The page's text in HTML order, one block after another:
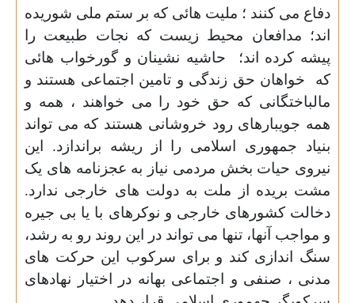
دفاع می کنند ؛ ملیت هائی که بر ستم ملی شوریده
اند؛ مدافعان محیط زیست که نجات طبیعت را
پیشه کرده اند؛
حاشیه نشینان و گورخواب هائی
که
خواهان حق زندگی و تامین اجتماعی هستند و
مالباختگانی که حق خود را می خواهند ، همه و
همه جویبارهای رود خروشانی هستند که می تواند
بنیاد جمهوری اسلامی را از ریشه براندازد. این
نیروی حیات بخش مردمی نیاز به عجزنامه های یک
مشت بریده از ملت به دولت های خارجی ندارد.
دخالت کشورهای خارجی و نوکرهای با یا بی جیره
و مواجب آنها، تنها می تواند در این روند رو به رشد،
سنگ اندازی کند و برای سرکوب این حرکت های
مدنی ، صنفی و اجتماعی بهانه در اختیار نهادهای